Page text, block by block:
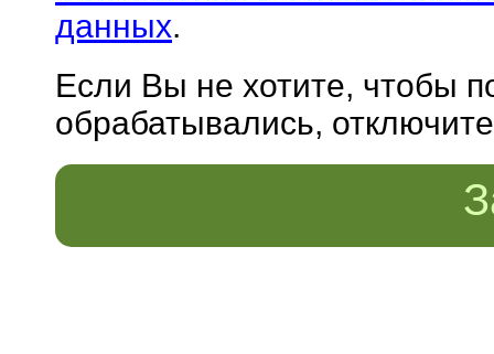
данных.
Если Вы не хотите, чтобы
обрабатывались,